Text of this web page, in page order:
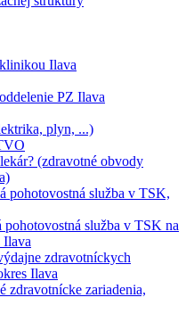
Ilava
PZ Ilava
plyn, ...)
(zdravotné obvody
pohotovostná služba v TSK,
pohotovostná služba v TSK na
Ilava
zdravotníckych
Ilava
zdravotnícke zariadenia,